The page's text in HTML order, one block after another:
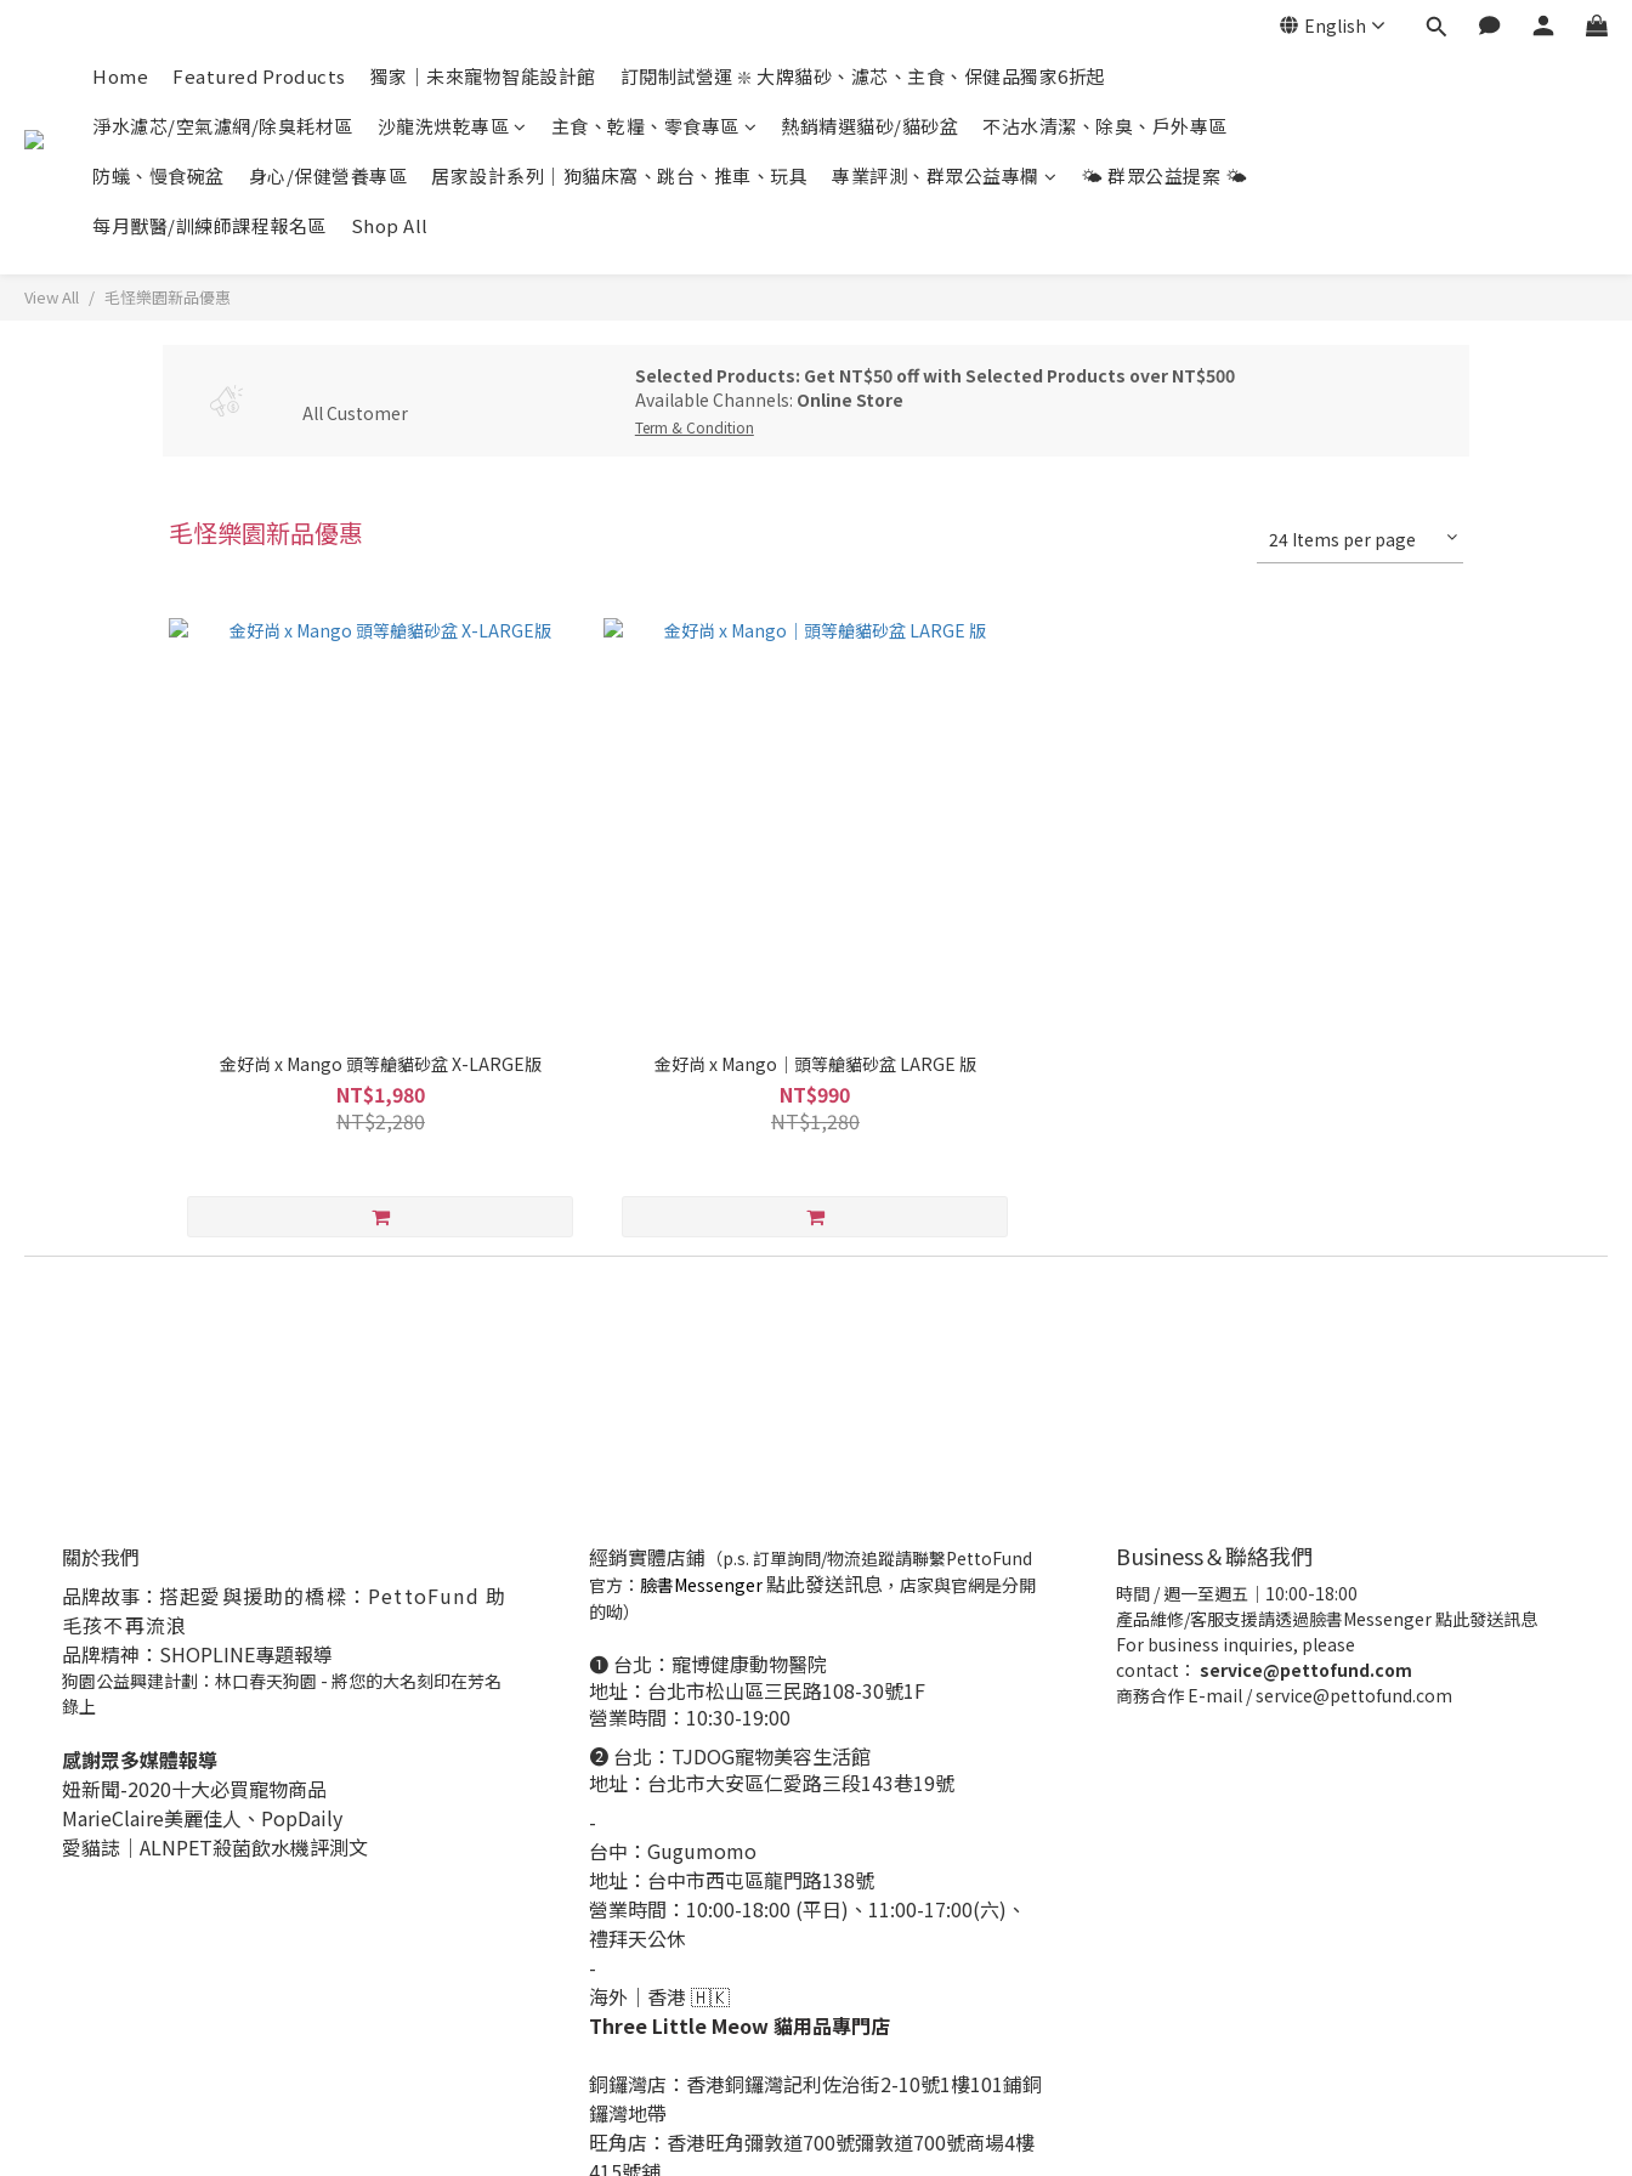
English
Home Featured Products 獨家｜未來寵物智能設計館
訂閱制試營運 ❇️ 大牌貓砂、濾芯、主食、保健品獨家6折起
淨水濾芯/空氣濾網/除臭耗材區
沙龍洗烘乾專區 主食、乾糧、零食專區 熱銷精選貓砂/貓砂盆
不沾水清潔、除臭、戶外專區
防蟻、慢食碗盆
身心/保健營養專區 居家設計系列｜狗貓床窩、跳台、推車、玩具 專業評測、群眾公益專欄
🌤️ 群眾公益提案 🌤️
每月獸醫/訓練師課程報名區
Shop All
View All 毛怪樂園新品優惠
All Customer
Selected Products: Get NT$50 off with Selected Products over NT$500
Available Channels: Online Store
Term & Condition
毛怪樂園新品優惠 24 Items per page
金好尚 x Mango 頭等艙貓砂盆 X-LARGE版
NT$1,980
NT$2,280
金好尚 x Mango｜頭等艙貓砂盆 LARGE 版
NT$990
NT$1,280
關於我們
品牌故事： 搭起愛與援助的橋樑：PettoFund 助
毛孩不再流浪
品牌精神：SHOPLINE專題報導
狗園公益興建計劃：林口春天狗園 - 將您的大名刻印在芳名
錄上
感謝眾多媒體報導
妞新聞-2020十大必買寵物商品
MarieClaire美麗佳人、 PopDaily
愛貓誌｜ALNPET殺菌飲水機評測文
經銷實體店鋪 （p.s. 訂單詢問/物流追蹤請聯繫PettoFund
官方： 臉書Messenger點此發送訊息 ，店家與官網是分開
的呦）
❶ 台北： 寵博健康動物醫院
地址：台北市松山區三民路108-30號1F
營業時間：10:30-19:00
❷ 台北： TJDOG寵物美容生活館
地址：台北市大安區仁愛路三段143巷19號
-
台中： Gugumomo
地址： 台中市西屯區龍門路138號
營業時間：10:00-18:00 (平日)、11:00-17:00(六)、
禮拜天公休
-
海外｜香港 🇭🇰
Three Little Meow 貓用品專門店
銅鑼灣店： 香港銅鑼灣記利佐治街2-10號1樓101鋪銅
鑼灣地帶
旺角店：香港旺角彌敦道700號彌敦道700號商場4樓
Business＆聯絡我們
時間 / 週一至週五｜10:00-18:00
產品維修/客服支援請透過臉書Messenger點此發送訊息
For business inquiries, please
contact： service@pettofund.com
商務合作 E-mail / service@pettofund.com